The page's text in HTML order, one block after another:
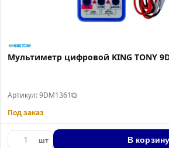
Мультиметр цифровой KING
Артикул: 9DM1361⧉
Под заказ
шт В корзину